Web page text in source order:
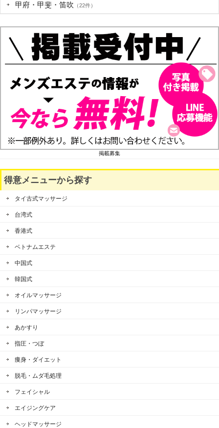
甲府・甲斐・笛吹 （22件）
掲載募集
得意メニューから探す
タイ古式マッサージ
台湾式
香港式
ベトナムエステ
中国式
韓国式
オイルマッサージ
リンパマッサージ
あかすり
指圧・つぼ
痩身・ダイエット
脱毛・ムダ毛処理
フェイシャル
エイジングケア
ヘッドマッサージ